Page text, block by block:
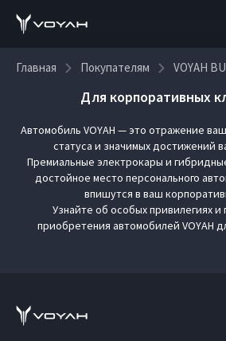
Главная Покупателям VOYAH
Для корпоративных
Автомобиль VOYAH — это отражение
статуса и значимых достижений
Премиальные электрокары и
достойное место персонального
впишутся в ваш
Узнайте об особых привилегиях и
приобретения автомобилей VOYAH